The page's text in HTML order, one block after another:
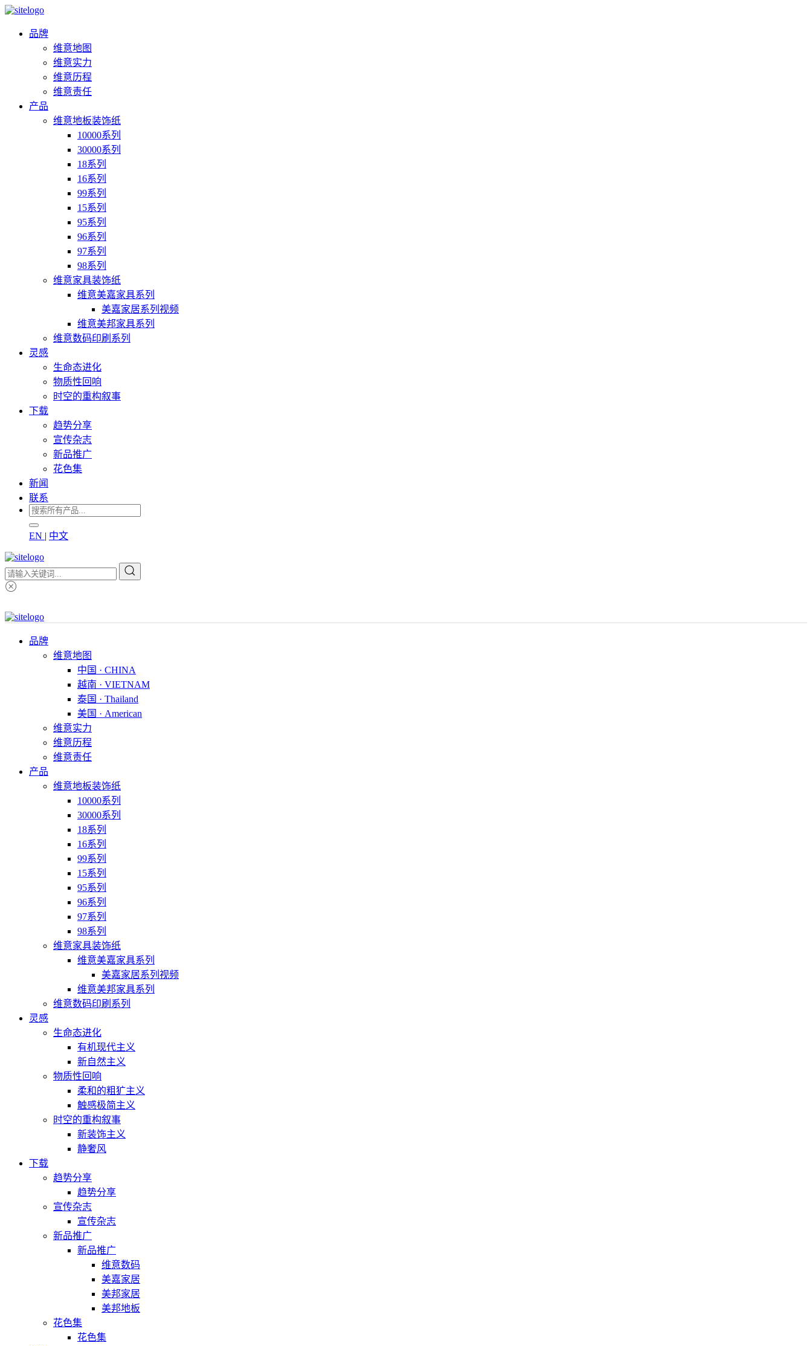
品牌
维意地图
维意实力
维意历程
维意责任
产品
维意地板装饰纸
10000系列
30000系列
18系列
16系列
99系列
15系列
95系列
96系列
97系列
98系列
维意家具装饰纸
维意美嘉家具系列
美嘉家居系列视频
维意美邦家具系列
维意数码印刷系列
灵感
生命态进化
物质性回响
时空的重构叙事
下载
趋势分享
宣传杂志
新品推广
花色集
新闻
联系
EN | 中文
品牌
维意地图
中国 · CHINA
越南 · VIETNAM
泰国 · Thailand
美国 · American
维意实力
维意历程
维意责任
产品
维意地板装饰纸
10000系列
30000系列
18系列
16系列
99系列
15系列
95系列
96系列
97系列
98系列
维意家具装饰纸
维意美嘉家具系列
美嘉家居系列视频
维意美邦家具系列
维意数码印刷系列
灵感
生命态进化
有机现代主义
新自然主义
物质性回响
柔和的粗犷主义
触感极简主义
时空的重构叙事
新装饰主义
静奢风
下载
趋势分享
趋势分享
宣传杂志
宣传杂志
新品推广
新品推广
维意数码
美嘉家居
美邦家居
美邦地板
花色集
花色集